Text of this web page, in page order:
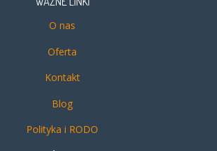
O nas
Oferta
Kontakt
Blog
Polityka i RODO